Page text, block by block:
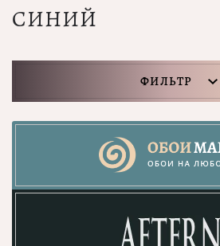
СИНИЙ
ФИЛЬТР